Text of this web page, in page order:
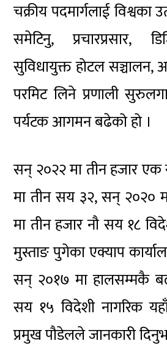
चक्रीय पदमार्गलाई विश्वका
समेटिनु, प्रचारप्रसार,
सुविधायुक्त होटल सञ्चालन,
परमिट लिने प्रणाली
पर्यटक आगमन बढेको हो ।
सन् २०२२ मा तीन हजार
मा तीन सय ३२, सन् २०२०
मा तीन हजार नौ सय १८
मुस्ताङ पुगेका एक्याप
सन् २०१७ मा हालसम्मकै
सय १५ विदेशी नागरिक
प्रमुख पौडेलले जानकारी